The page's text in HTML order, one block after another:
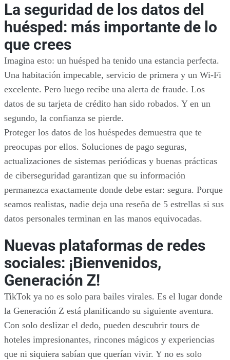
La seguridad de los datos del
huésped: más importante de lo
que crees
Imagina esto: un huésped ha tenido una estancia perfecta.
Una habitación impecable, servicio de primera y un Wi-Fi
excelente. Pero luego recibe una alerta de fraude. Los
datos de su tarjeta de crédito han sido robados. Y en un
segundo, la confianza se pierde.
Proteger los datos de los huéspedes demuestra que te
preocupas por ellos. Soluciones de pago seguras,
actualizaciones de sistemas periódicas y buenas prácticas
de ciberseguridad garantizan que su información
permanezca exactamente donde debe estar: segura. Porque
seamos realistas, nadie deja una reseña de 5 estrellas si sus
datos personales terminan en las manos equivocadas.
Nuevas plataformas de redes
sociales: ¡Bienvenidos,
Generación Z!
TikTok ya no es solo para bailes virales. Es el lugar donde
la Generación Z está planificando su siguiente aventura.
Con solo deslizar el dedo, pueden descubrir tours de
hoteles impresionantes, rincones mágicos y experiencias
que ni siquiera sabían que querían vivir. Y no es solo